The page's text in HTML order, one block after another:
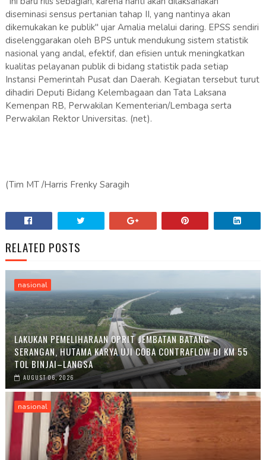
diseminasi sensus pertanian tahap II, yang nantinya akan
dikemukakan ke publik" ujar Amalia melalui daring. EPSS sendiri
diselenggarakan oleh BPS untuk mendukung sistem statistik
nasional yang andal, efektif, dan efisien untuk meningkatkan
kualitas pelayanan publik di bidang statistik pada setiap
Instansi Pemerintah Pusat dan Daerah. Kegiatan tersebut turut
dihadiri Deputi Bidang Kelembagaan dan Tata Laksana
Kemenpan RB, Perwakilan Kementerian/Lembaga serta
Perwakilan Rektor Universitas. (net).
(Tim MT /Harris Frenky Saragih
RELATED POSTS
nasional
LAKUKAN PEMELIHARAAN OPRIT JEMBATAN BATANG
SERANGAN, HUTAMA KARYA UJI COBA CONTRAFLOW DI KM 55
TOL BINJAI–LANGSA
AUGUST 06, 2026
nasional